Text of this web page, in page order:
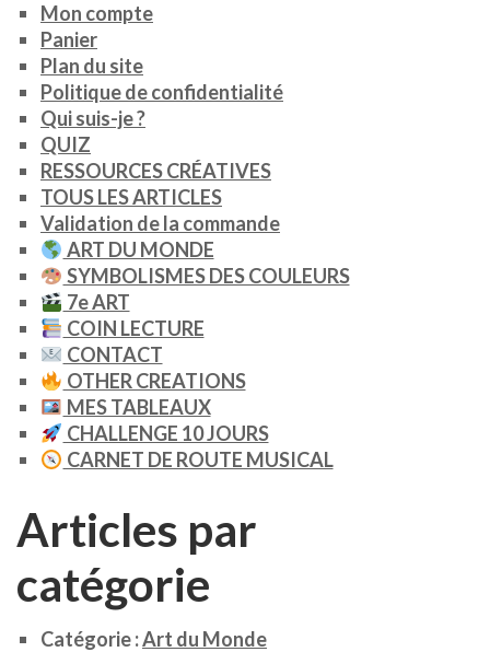
Mon compte
Panier
Plan du site
Politique de confidentialité
Qui suis-je ?
QUIZ
RESSOURCES CRÉATIVES
TOUS LES ARTICLES
Validation de la commande
ART DU MONDE
SYMBOLISMES DES COULEURS
7e ART
COIN LECTURE
CONTACT
OTHER CREATIONS
MES TABLEAUX
CHALLENGE 10 JOURS
CARNET DE ROUTE MUSICAL
Articles par
catégorie
Catégorie :Art du Monde